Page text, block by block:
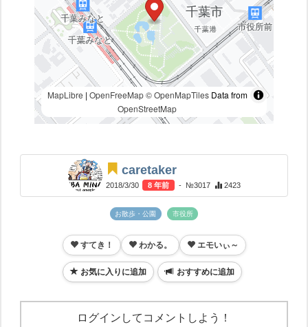
MapLibre | OpenFreeMap © OpenMapTilesData from
OpenStreetMap
caretaker
2018/3/30 8 年前 - №3017 2423
お散歩・公園 市役所
すてき！ わかる。 エモいぃ～
お気に入りに追加 おすすめに追加
ログインしてコメントしよう！